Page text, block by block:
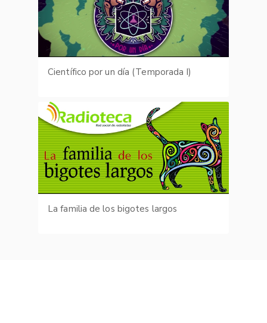
Científico por un día (Temporada I)
La familia de los bigotes largos